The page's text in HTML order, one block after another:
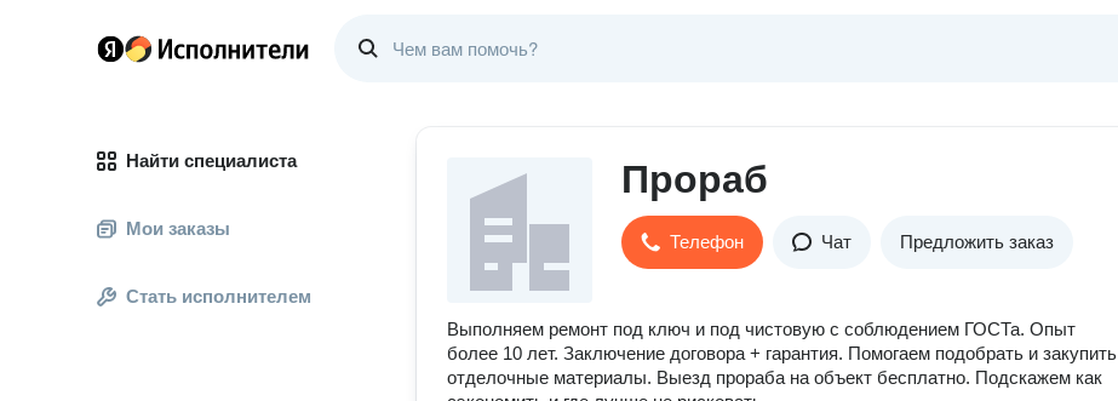
Найти специалиста
Мои заказы
Стать исполнителем
Прораб
Телефон Чат Предложить заказ
Выполняем ремонт под ключ и под чистовую с соблюдением ГОСТа. Опыт
более 10 лет. Заключение договора + гарантия. Помогаем подобрать и закупить
отделочные материалы. Выезд прораба на объект бесплатно. Подскажем как